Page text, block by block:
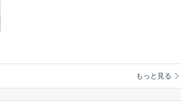
もっと見る